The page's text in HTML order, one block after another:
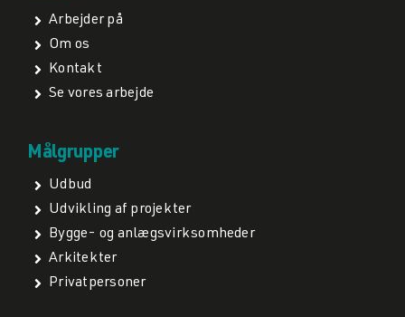
Arbejder på
Om os
Kontakt
Se vores arbejde
Målgrupper
Udbud
Udvikling af projekter
Bygge- og anlægsvirksomheder
Arkitekter
Privatpersoner